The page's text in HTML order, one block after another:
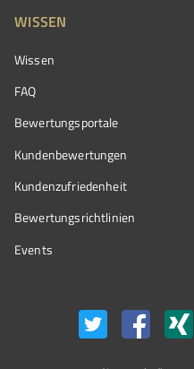
WISSEN
Wissen
FAQ
Bewertungsportale
Kundenbewertungen
Kundenzufriedenheit
Bewertungs­richtlinien
Events